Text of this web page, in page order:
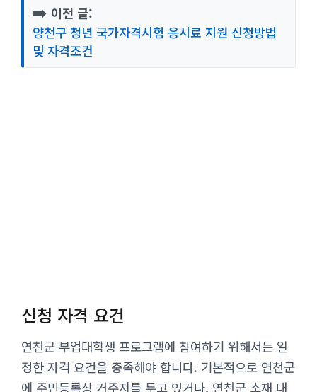
➡️ 이전 글:
양천구 청년 국가자격시험 응시료 지원 신청방법
및 자격조건
신청 자격 요건
연천군 부업대학생 프로그램에 참여하기 위해서는 일
정한 자격 요건을 충족해야 합니다. 기본적으로 연천군
에 주민등록상 거주지를 두고 있거나, 연천군 소재 대